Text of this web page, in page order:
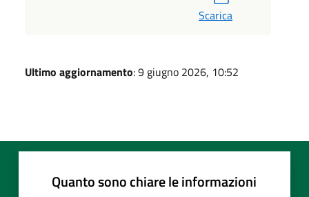
Scarica
Ultimo aggiornamento: 9 giugno 2026, 10:52
Quanto sono chiare le informazioni